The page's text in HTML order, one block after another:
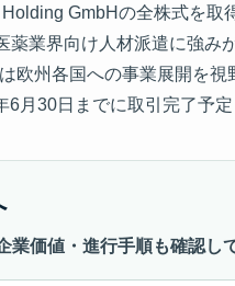
GmbHの全株式を取
業界向け人材派遣に強み
欧州各国への事業展開を視
6月30日までに取引完了予定
業価値・進行手順も確認